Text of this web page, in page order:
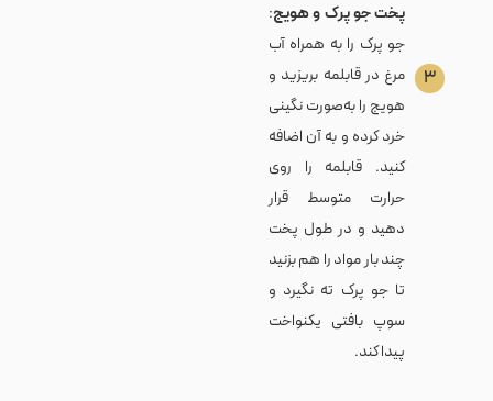
۳
پخت جو پرک و هویج:
جو پرک را به همراه آب
مرغ در قابلمه بریزید و
هویج را به‌صورت نگینی
خرد کرده و به آن اضافه
کنید. قابلمه را روی
حرارت متوسط قرار
دهید و در طول پخت
چند بار مواد را هم بزنید
تا جو پرک ته نگیرد و
سوپ بافتی یکنواخت
پیدا کند.